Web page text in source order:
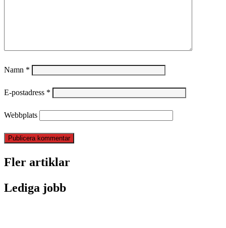
Namn *
E-postadress *
Webbplats
Fler artiklar
Lediga jobb